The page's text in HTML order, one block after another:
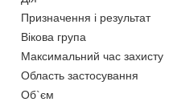
Призначення і результат
Вікова група
Максимальний час захисту
Область застосування
Об`єм